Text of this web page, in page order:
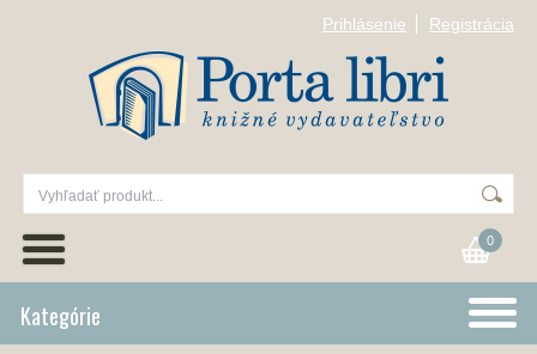
Prihlásenie Registrácia
0
Kategórie